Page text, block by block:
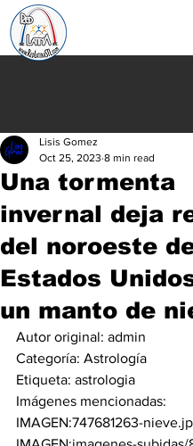
Una tormenta
invernal deja
del noroeste
Estados
un manto de
Lisis Gomez
Oct 25, 2023 8 min read
Autor original: admin
Categoría: Astrología
Etiqueta: astrologia
Imágenes mencionadas:
IMAGEN:747681263-